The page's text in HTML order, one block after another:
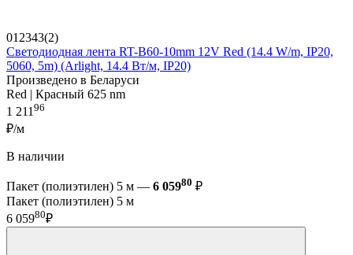
012343(2)
Светодиодная лента RT-B60-10mm 12V Red (14.4 W/m, IP20,
5060, 5m) (Arlight, 14.4 Вт/м, IP20)
Произведено в Беларуси
Red | Красный 625 nm
1 21196
₽/м
В наличии
Пакет (полиэтилен) 5 м — 6 05980 ₽
Пакет (полиэтилен) 5 м
6 05980₽